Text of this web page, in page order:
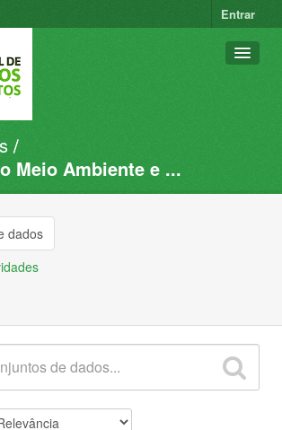
Entrar
Meio Ambiente e ...
dados